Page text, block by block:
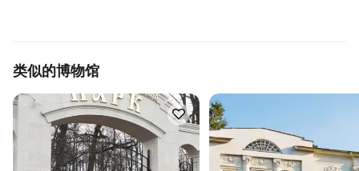
类似的博物馆